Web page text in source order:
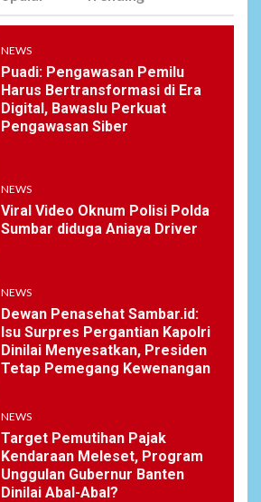
NEWS
Puadi: Pengawasan Pemilu
Harus Bertransformasi di Era
Digital, Bawaslu Perkuat
Pengawasan Siber
NEWS
Viral Video Oknum Polisi Polda
Sumbar diduga Aniaya Driver
NEWS
Dewan Penasehat Sambar.id:
Isu Surpres Pergantian Kapolri
Dinilai Menyesatkan, Presiden
Tetap Pemegang Kewenangan
NEWS
Target Pemutihan Pajak
Kendaraan Meleset, Program
Unggulan Gubernur Banten
Dinilai Abal-Abal?